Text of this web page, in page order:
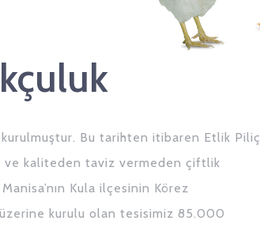
kurulmuştur. Bu tarihten itibaren Etlik Piliç
ve kaliteden taviz vermeden çiftlik
Kula ilçesinin Körez
kurulu olan tesisimiz 85.000